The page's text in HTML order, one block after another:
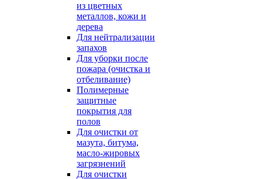
из цветных
металлов, кожи и
дерева
Для нейтрализации
запахов
Для уборки после
пожара (очистка и
отбеливание)
Полимерные
защитные
покрытия для
полов
Для очистки от
мазута, битума,
масло-жировых
загрязнений
Для очистки